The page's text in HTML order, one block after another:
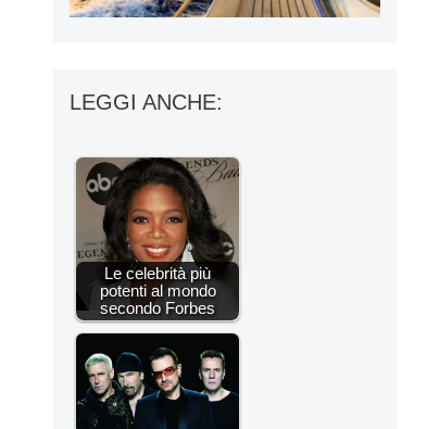
LEGGI ANCHE:
Le celebrità più
potenti al mondo
secondo Forbes